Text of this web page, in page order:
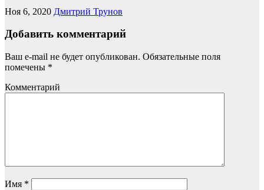
Ноя 6, 2020 Дмитрий Трунов
Добавить комментарий
Ваш e-mail не будет опубликован. Обязательные поля
помечены *
Комментарий
Имя *